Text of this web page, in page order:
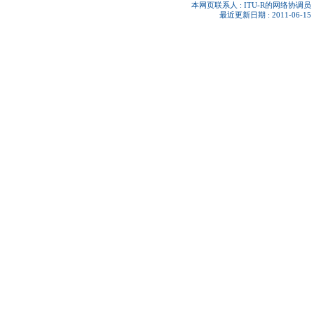
本网页联系人 : ITU-R的网络协调员
最近更新日期 : 2011-06-15